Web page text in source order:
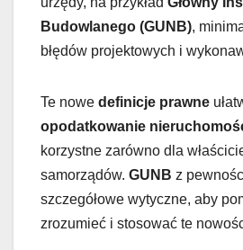
Budowlanego (GUNB),
błędów projektowych i
Te nowe definicje prawne
opodatkowanie
korzystne zarówno dla
samorządów. GUNB z
szczegółowe wytyczne, aby
zrozumieć i stosować te